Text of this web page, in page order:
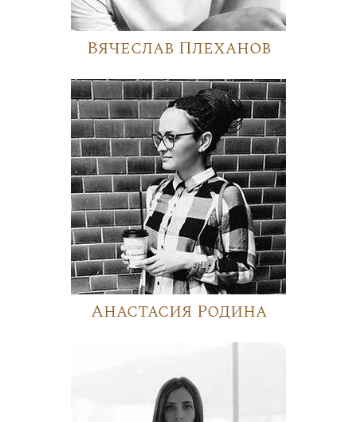
Вячеслав Плеханов
Анастасия Родина